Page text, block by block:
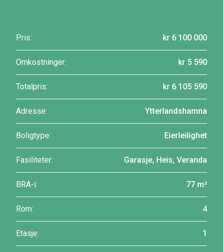
Pris: kr 6 100 000
Omkostninger: kr 5 590
Totalpris: kr 6 105 590
Adresse: Ytterlandshamna
Boligtype: Eierleilighet
Fasiliteter: Garasje, Heis, Veranda
BRA-i: 77 m²
Rom: 4
Etasje: 1